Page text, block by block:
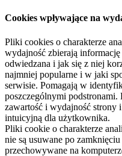
Cookies wpływające na
Pliki cookies o charakterze
wydajność zbierają
odwiedzana i jak się z niej
najmniej popularne i w jaki
serwisie. Pomagają w
poszczególnymi
zawartość i wydajność strony
intuicyjną dla użytkownika.
Pliki cookie o charakterze
nie są usuwane po
przechowywane na